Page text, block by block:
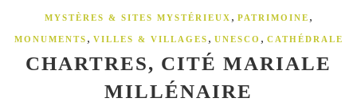
MYSTÈRES & SITES MYSTÉRIEUX , PATRIMOINE ,
MONUMENTS , VILLES & VILLAGES , UNESCO , CATHÉDRALE
CHARTRES, CITÉ MARIALE
MILLÉNAIRE